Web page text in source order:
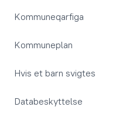
Kommuneqarfiga
Kommuneplan
Hvis et barn svigtes
Databeskyttelse